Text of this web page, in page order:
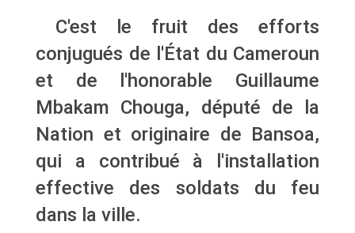
C'est le fruit des efforts
conjugués de l'État du Cameroun
et de l'honorable Guillaume
Mbakam Chouga, député de la
Nation et originaire de Bansoa,
qui a contribué à l'installation
effective des soldats du feu
dans la ville.